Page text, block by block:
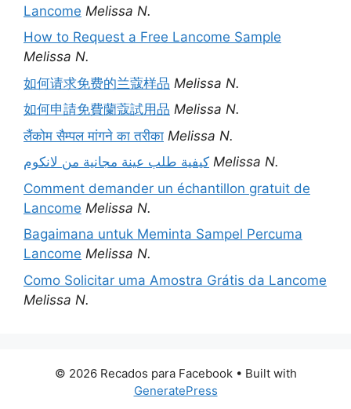
Lancome Melissa N.
How to Request a Free Lancome Sample
Melissa N.
如何请求免费的兰蔻样品 Melissa N.
如何申請免費蘭蔻試用品 Melissa N.
लैंकोम सैम्पल मांगने का तरीका Melissa N.
كيفية طلب عينة مجانية من لانكوم Melissa N.
Comment demander un échantillon gratuit de
Lancome Melissa N.
Bagaimana untuk Meminta Sampel Percuma
Lancome Melissa N.
Como Solicitar uma Amostra Grátis da Lancome
Melissa N.
© 2026 Recados para Facebook• Built with
GeneratePress